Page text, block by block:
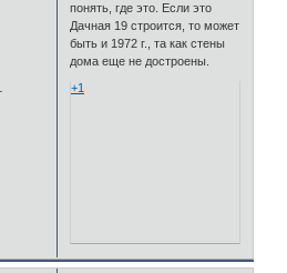
понять, где это. Если это
Дачная 19 строится, то может
быть и 1972 г., та как стены
дома еще не достроены.
+1